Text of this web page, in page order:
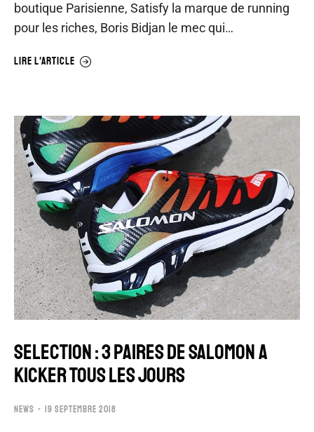
boutique Parisienne, Satisfy la marque de running
pour les riches, Boris Bidjan le mec qui…
LIRE L'ARTICLE
SELECTION : 3 PAIRES DE SALOMON A
KICKER TOUS LES JOURS
NEWS 19 SEPTEMBRE 2018